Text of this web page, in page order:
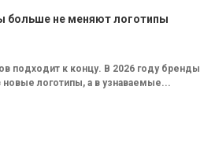
больше не меняют логотипы
подходит к концу. В 2026 году бренды
новые логотипы, а в узнаваемые...